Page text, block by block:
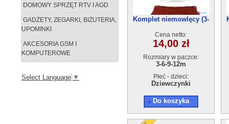
DOMOWY SPRZĘT RTV I AGD
GADŻETY, ZEGARKI, BIŻUTERIA,
UPOMINKI
AKCESORIA GSM I
KOMPUTEROWE
Select Language ▼
Komplet niemowlęcy (3-
Cena netto:
14,00 zł
Rozmiary w paczce:
3-6-9-12m
Płeć - dzieci:
Dziewczynki
Do koszyka